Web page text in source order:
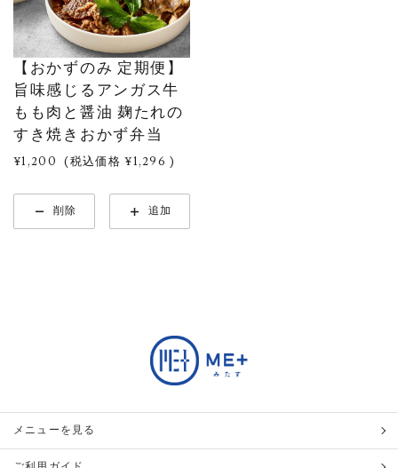
【おかずのみ 定期便】
旨味感じるアンガス牛
もも肉と醤油 麹たれの
すき焼きおかず弁当
¥1,200 (税込価格 ¥1,296 )
削除 追加
メニューを見る